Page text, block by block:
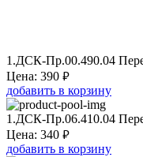
1.ДСК-Пр.00.490.04
Цена: 390 ₽
добавить в корзину
1.ДСК-Пр.06.410.04
Цена: 340 ₽
добавить в корзину